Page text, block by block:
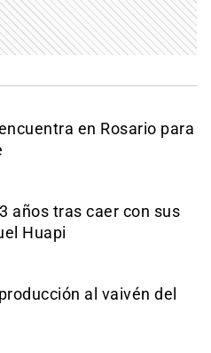
en Rosario para
años tras caer con sus
Huapi
al vaivén del